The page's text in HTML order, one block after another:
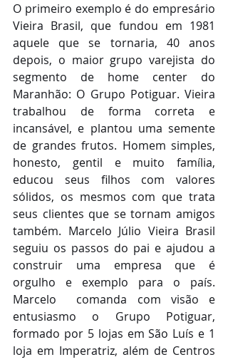
O primeiro exemplo é do empresário
Vieira Brasil, que fundou em 1981
aquele que se tornaria, 40 anos
depois, o maior grupo varejista do
segmento de home center do
Maranhão: O Grupo Potiguar. Vieira
trabalhou de forma correta e
incansável, e plantou uma semente
de grandes frutos. Homem simples,
honesto, gentil e muito família,
educou seus filhos com valores
sólidos, os mesmos com que trata
seus clientes que se tornam amigos
também. Marcelo Júlio Vieira Brasil
seguiu os passos do pai e ajudou a
construir uma empresa que é
orgulho e exemplo para o país.
Marcelo  comanda com visão e
entusiasmo o Grupo Potiguar,
formado por 5 lojas em São Luís e 1
loja em Imperatriz, além de Centros